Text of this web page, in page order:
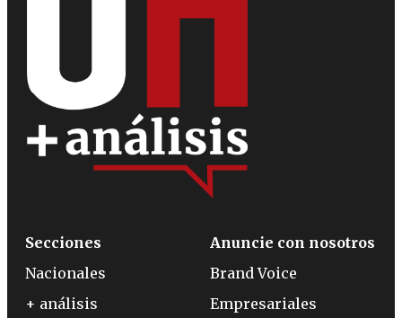
Secciones
Nacionales
+ análisis
Anuncie con nosotros
Brand Voice
Empresariales